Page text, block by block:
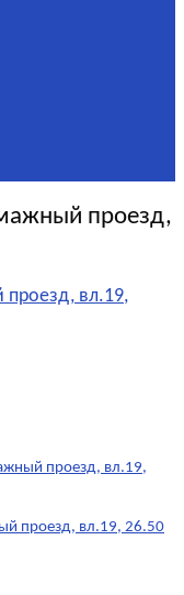
проезд,
проезд, вл.19,
проезд, вл.19,
проезд, вл.19, 26.50